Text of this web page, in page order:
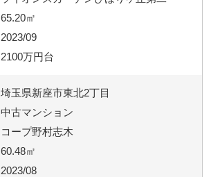
65.20㎡
2023/09
2100万円台
埼玉県新座市東北2丁目
中古マンション
コープ野村志木
60.48㎡
2023/08